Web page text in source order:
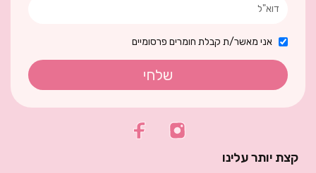
אני מאשר/ת קבלת חומרים פרסומיים
שלחי
קצת יותר עלינו